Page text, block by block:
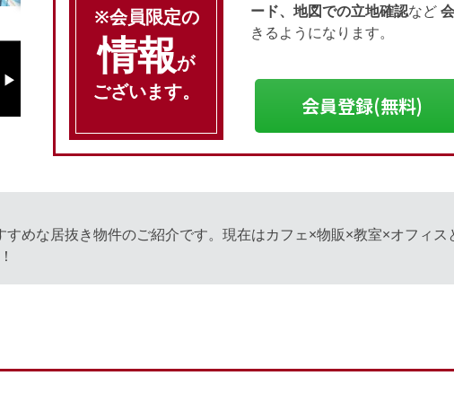
Next
※会員限定の
情報が
ございます。
ード、地図での立地確認など
きるようになります。
会員登録(無料)
めな居抜き物件のご紹介です。現在はカフェ×物販×教室×オフィ